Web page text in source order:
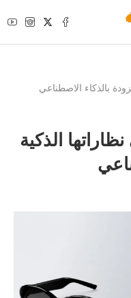
بالذكاء الاصطناعي
الذكية